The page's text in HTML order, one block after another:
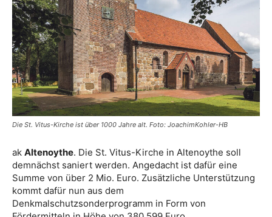
Die St. Vitus-Kirche ist über 1000 Jahre alt. Foto: JoachimKohler-HB
ak Altenoythe. Die St. Vitus-Kirche in Altenoythe soll
demnächst saniert werden. Angedacht ist dafür eine
Summe von über 2 Mio. Euro. Zusätzliche Unterstützung
kommt dafür nun aus dem
Denkmalschutzsonderprogramm in Form von